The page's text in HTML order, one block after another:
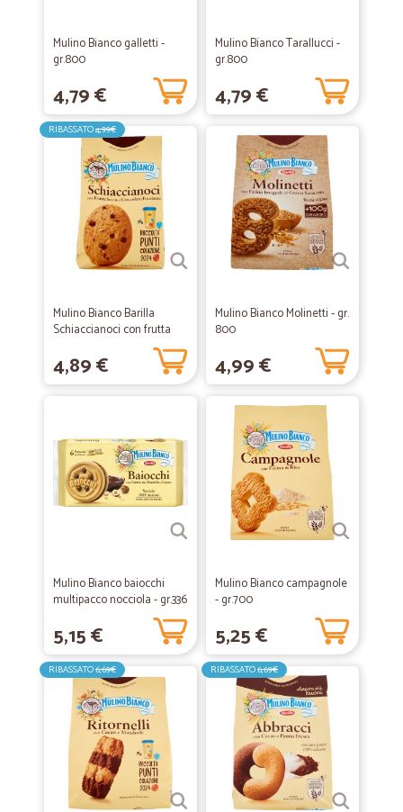
Mulino Bianco galletti -
gr.800
4,79 €
Mulino Bianco Tarallucci -
gr.800
4,79 €
RIBASSATO4,99€
Mulino Bianco Barilla
Schiaccianoci con frutta
4,89 €
Mulino Bianco Molinetti - gr.
800
4,99 €
Mulino Bianco baiocchi
multipacco nocciola - gr.336
5,15 €
Mulino Bianco campagnole
- gr.700
5,25 €
RIBASSATO6,69€ RIBASSATO6,69€